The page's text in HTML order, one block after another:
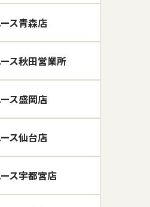
ース青森店
ース秋田営業所
ース盛岡店
ース仙台店
ース宇都宮店